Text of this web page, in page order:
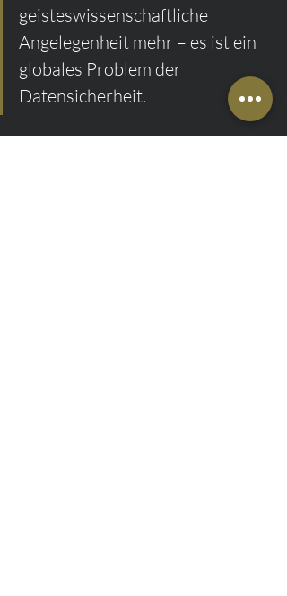
geisteswissenschaftliche
Angelegenheit mehr – es ist ein
globales Problem der
Datensicherheit.